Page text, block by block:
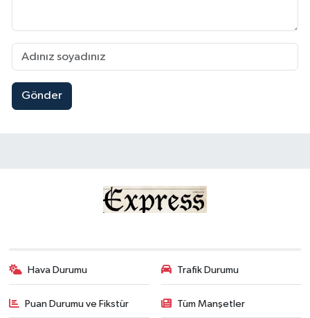
Gönder
Hava Durumu Trafik Durumu
Puan Durumu ve Fikstür Tüm Manşetler